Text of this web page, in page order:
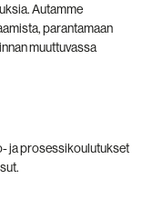
Autamme
parantamaan
muuttuvassa
ja prosessikoulutukset